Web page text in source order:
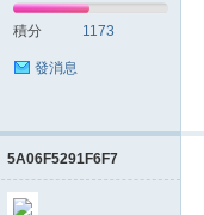
積分 1173
發消息
5A06F5291F6F7